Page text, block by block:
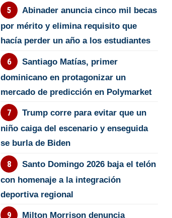
Abinader anuncia cinco mil becas
por mérito y elimina requisito que
hacía perder un año a los estudiantes
Santiago Matías, primer
dominicano en protagonizar un
mercado de predicción en Polymarket
Trump corre para evitar que un
niño caiga del escenario y enseguida
se burla de Biden
Santo Domingo 2026 baja el telón
con homenaje a la integración
deportiva regional
Milton Morrison denuncia